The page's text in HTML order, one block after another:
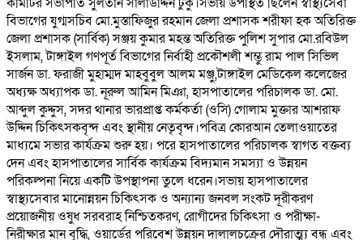
বিভাগের যুগ্মসচিব মো.মুস্তাফিজুর রহমান জেলা প্রশাসক শরীফা হক অতিরিক্ত
জেলা প্রশাসক (সার্বিক) সঞ্জয় কুমার মহন্ত অতিরিক্ত পুলিশ সুপার মো.রবিউল
ইসলাম, টাঙ্গাইল গণপূর্ত বিভাগের নির্বাহী প্রকৌশলী শম্ভু রাম পাল সিভিল
সার্জন ডা. ফরাজী মুহাম্মদ মাহবুবুল আলম মঞ্জু,টাঙ্গাইল মেডিকেল কলেজের
অধ্যক্ষ অধ্যাপক ডা. নূরুল আমিন মিঞা, হাসপাতালের পরিচালক ডা. মো.
আব্দুল কুদ্দুস, সদর থানার ভারপ্রাপ্ত কর্মকর্তা (ওসি) গোলাম মুক্তার আশরাফ
উদ্দিন চিকিৎসকবৃন্দ এবং স্থানীয় নেতৃবৃন্দ।পবিত্র কোরআন তেলাওয়াতের
মাধ্যমে সভার কার্যক্রম শুরু হয়। পরে হাসপাতালের পরিচালক স্বাগত বক্তব্য
দেন এবং হাসপাতালের সার্বিক কার্যক্রম বিদ্যমান সমস্যা ও উন্নয়ন
পরিকল্পনা নিয়ে একটি উপস্থাপনা তুলে ধরেন।সভায় হাসপাতালের
স্বাস্থ্যসেবার মানোন্নয়ন চিকিৎসক ও অন্যান্য জনবল সংকট দূরীকরণ
প্রয়োজনীয় ওষুধ সরবরাহ নিশ্চিতকরণ, রোগীদের চিকিৎসা ও পরীক্ষা-
নিরীক্ষার মান বৃদ্ধি, ওয়ার্ডের পরিবেশ উন্নয়ন দালালচক্রের দৌরাত্ম্য বন্ধ এবং